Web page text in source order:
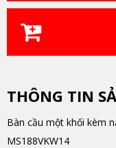
THÔNG TIN
Bàn cầu một khối kèm
MS188VKW14